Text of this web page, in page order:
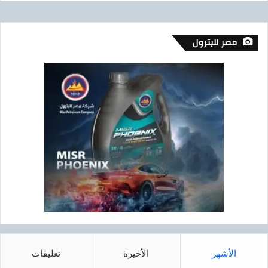
مصر للبترول
الأشهر الأخيرة تعليقات